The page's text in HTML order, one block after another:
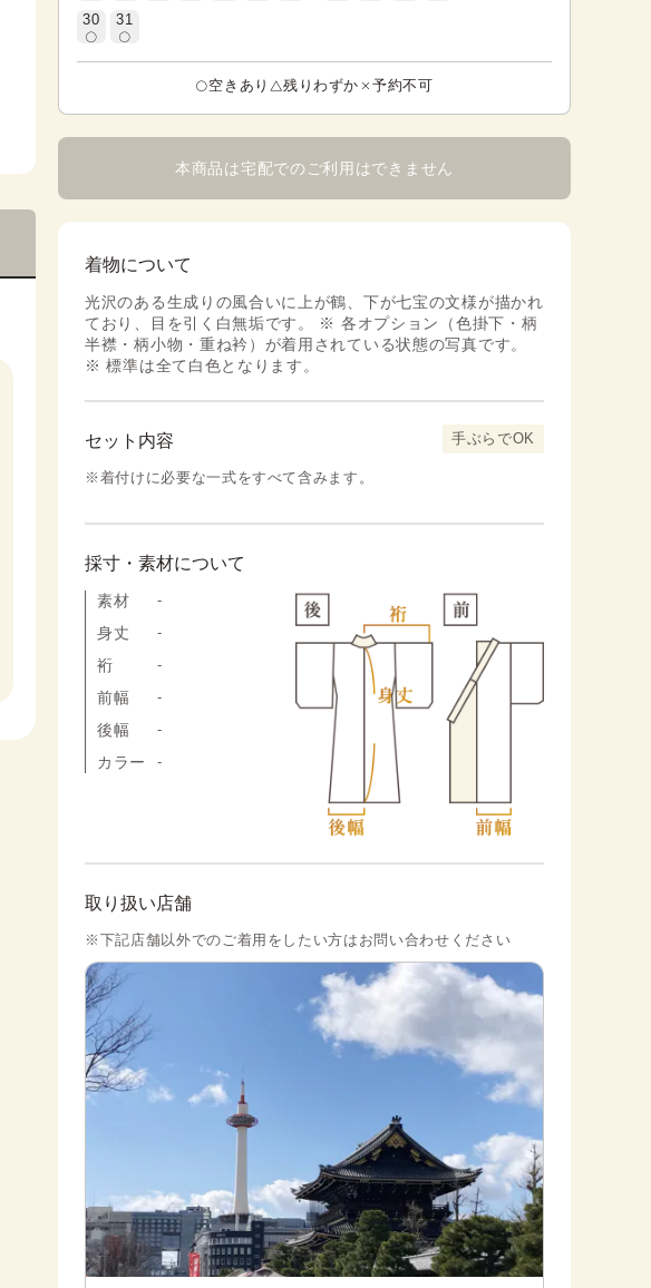
30 31
空きあり 残りわずか 予約不可
本商品は宅配でのご利用はできません
着物について
光沢のある生成りの風合いに上が鶴、下が七宝の文様が描かれ
ており、目を引く白無垢です。 ※ 各オプション（色掛下・柄
半襟・柄小物・重ね衿）が着用されている状態の写真です。
※ 標準は全て白色となります。
セット内容 手ぶらでOK
※着付けに必要な一式をすべて含みます。
採寸・素材について
素材 -
身丈 -
裄 -
前幅 -
後幅 -
カラー -
取り扱い店舗
※下記店舗以外でのご着用をしたい方はお問い合わせください